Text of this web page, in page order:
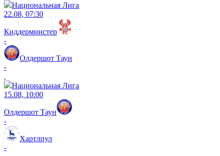
Национальная Лига
22.08, 07:30
Киддерминстер
-
Олдершот Таун
-
Национальная Лига
15.08, 10:00
Олдершот Таун
-
Хартлпул
-